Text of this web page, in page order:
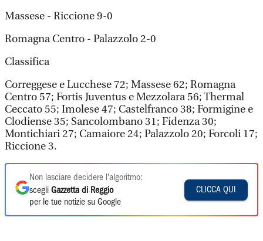
Massese - Riccione 9-0
Romagna Centro - Palazzolo 2-0
Classifica
Correggese e Lucchese 72; Massese 62; Romagna
Centro 57; Fortis Juventus e Mezzolara 56; Thermal
Ceccato 55; Imolese 47; Castelfranco 38; Formigine e
Clodiense 35; Sancolombano 31; Fidenza 30;
Montichiari 27; Camaiore 24; Palazzolo 20; Forcoli 17;
Riccione 3.
Non lasciare decidere l'algoritmo:
scegli Gazzetta di Reggio
per le tue notizie su Google
CLICCA QUI